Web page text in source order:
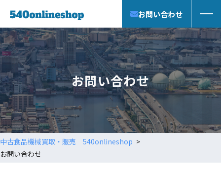
お問い合わせ
お問い合わせ
中古食品機械買取・販売 540onlineshop
お問い合わせ